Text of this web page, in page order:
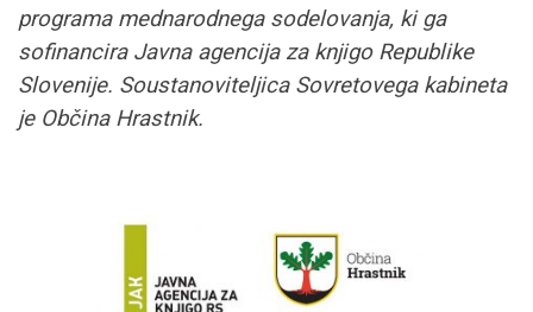
programa mednarodnega sodelovanja, ki ga
sofinancira Javna agencija za knjigo Republike
Slovenije. Soustanoviteljica Sovretovega kabineta
je Občina Hrastnik.